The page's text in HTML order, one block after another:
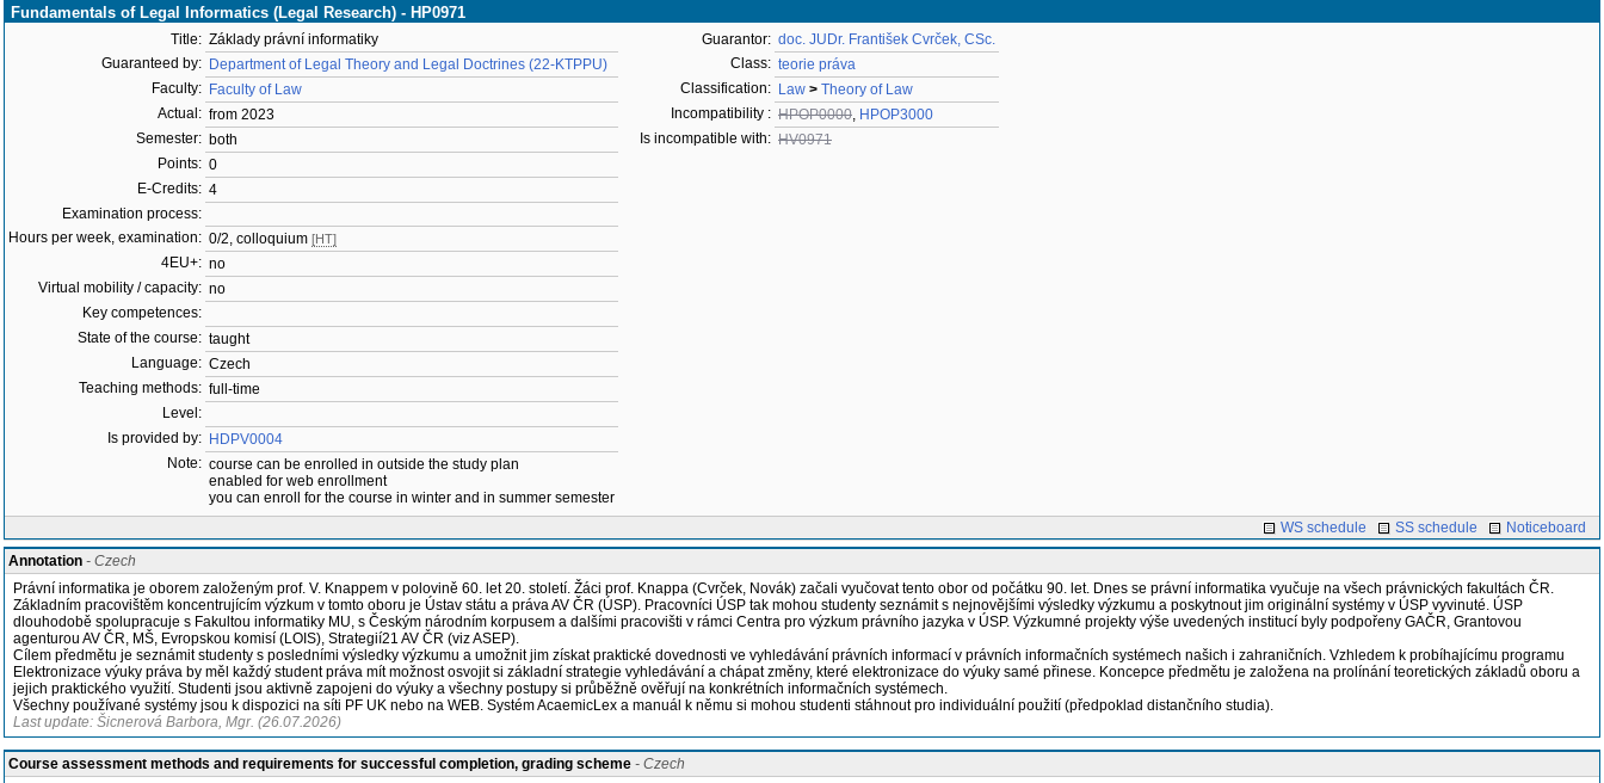
Fundamentals of Legal Informatics (Legal Research) - HP0971
Title: Základy právní informatiky
Guaranteed by: Department of Legal Theory and Legal Doctrines (22-KTPPU)
Faculty: Faculty of Law
Actual: from 2023
Semester: both
Points: 0
E-Credits: 4
Examination process:
Hours per week, examination: 0/2, colloquium [HT]
4EU+: no
Virtual mobility / capacity: no
Key competences:
State of the course: taught
Language: Czech
Teaching methods: full-time
Level:
Is provided by: HDPV0004
Note: course can be enrolled in outside the study plan
enabled for web enrollment
you can enroll for the course in winter and in summer semester
Guarantor: doc. JUDr. František Cvrček, CSc.
Class: teorie práva
Classification: Law > Theory of Law
Incompatibility : HPOP0000, HPOP3000
Is incompatible with: HV0971
WS schedule SS schedule
Noticeboard
Annotation - Czech
Právní informatika je oborem založeným prof. V. Knappem v polovině 60. let 20. století. Žáci prof. Knappa (Cvrček, Novák) začali vyučovat tento obor od počátku 90. let. Dnes se právní informatika vyučuje na všech právnických fakultách ČR.
Základním pracovištěm koncentrujícím výzkum v tomto oboru je Ústav státu a práva AV ČR (ÚSP). Pracovníci ÚSP tak mohou studenty seznámit s nejnovějšími výsledky výzkumu a poskytnout jim originální systémy v ÚSP vyvinuté. ÚSP
dlouhodobě spolupracuje s Fakultou informatiky MU, s Českým národním korpusem a dalšími pracovišti v rámci Centra pro výzkum právního jazyka v ÚSP. Výzkumné projekty výše uvedených institucí byly podpořeny GAČR, Grantovou
agenturou AV ČR, MŠ, Evropskou komisí (LOIS), Strategií21 AV ČR (viz ASEP).
Cílem předmětu je seznámit studenty s posledními výsledky výzkumu a umožnit jim získat praktické dovednosti ve vyhledávání právních informací v právních informačních systémech našich i zahraničních. Vzhledem k probíhajícímu programu
Elektronizace výuky práva by měl každý student práva mít možnost osvojit si základní strategie vyhledávání a chápat změny, které elektronizace do výuky samé přinese. Koncepce předmětu je založena na prolínání teoretických základů oboru a
jejich praktického využití. Studenti jsou aktivně zapojeni do výuky a všechny postupy si průběžně ověřují na konkrétních informačních systémech.
Všechny používané systémy jsou k dispozici na síti PF UK nebo na WEB. Systém AcaemicLex a manuál k němu si mohou studenti stáhnout pro individuální použití (předpoklad distančního studia).
Last update: Šicnerová Barbora, Mgr. (26.07.2026)
Course assessment methods and requirements for successful completion, grading scheme - Czech